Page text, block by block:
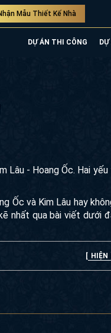
Mẫu Thiết Kế Nhà
DỰ ÁN THI CÔNG
Lâu - Hoang Ốc. Hai
Ốc và Kim Lâu hay
nhất qua bài viết dưới
[ HIỆN